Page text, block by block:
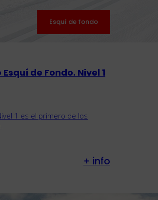
Esquí de fondo
de Fondo. Nivel 1
1 es el primero de los
+ info